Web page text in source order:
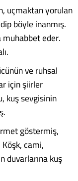
uçmaktan yorulan
böyle inanmış.
eder.
ve ruhsal
için şiirler
kuş sevgisinin
göstermiş,
cami,
duvarlarına kuş